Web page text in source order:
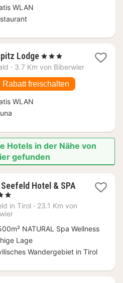
WLAN
Lodge1
Nacht
175
€
, 3 Sterne
· 3.7 Km von Biberwier
Rabatt freischalten
WLAN
Hotels in der Nähe von
gefunden
Hotel & SPA
in Tirol · 23.1 Km von
NATURAL Spa Wellness
Lage
Wandergebiet in Tirol